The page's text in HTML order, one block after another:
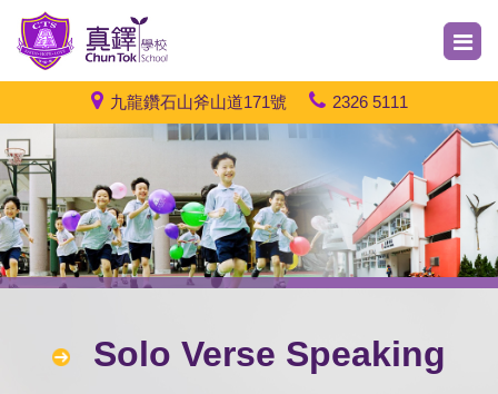
九龍鑽石山斧山道171號 2326 5111
Solo Verse Speaking